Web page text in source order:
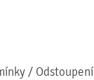
/ Odstoupení